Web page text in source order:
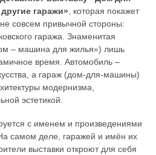
гаражи» , которая покажет
совсем привычной стороны:
гаража. Знаменитая
– машина для жилья») лишь
время. Автомобиль –
а гараж (дом-для-машины)
модернизма,
эстетикой.
с именем и произведениями
самом деле, гаражей и имён их
выставки откроют для себя